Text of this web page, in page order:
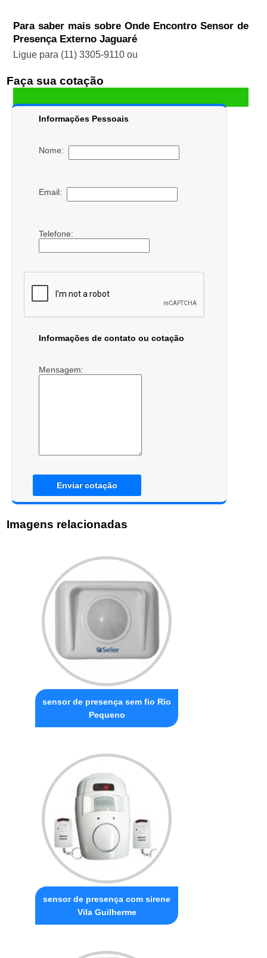
Para saber mais sobre Onde Encontro Sensor de
Presença Externo Jaguaré
Ligue para (11) 3305-9110ou
Faça sua cotação
Informações Pessoais
Nome:
Email:
Telefone:
Informações de contato ou cotação
Mensagem:
Enviar cotação
Imagens relacionadas
sensor de presença sem fio Rio
Pequeno
sensor de presença com sirene
Vila Guilherme